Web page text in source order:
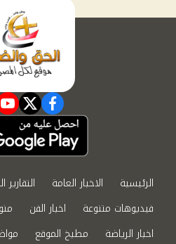
facebook
الرئيسية الاخبار العامة التقارير
فيديوهات متنوعة
اخبار الفن
اخبار الرياضة
مطبخ الموقع